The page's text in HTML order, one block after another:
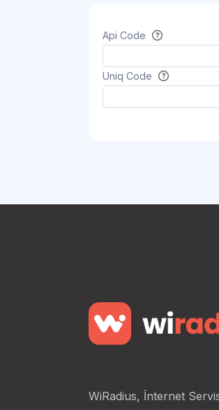
Api Code
Uniq Code
WiRadius, İnternet